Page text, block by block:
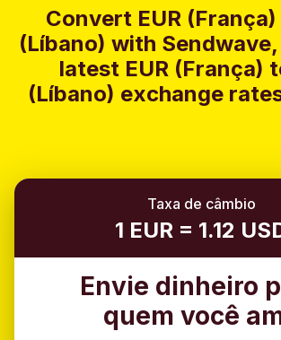
Convert EUR
(Líbano) with
latest EUR (França)
(Líbano) exchange
Taxa de câmbio
1 EUR = 1.12
Envie dinheiro
quem você